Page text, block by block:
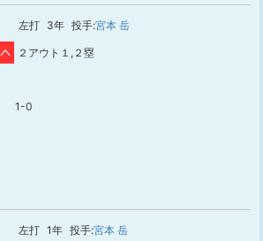
左打 3年 投手:宮本 岳
２アウト１,２塁
1-0
左打 1年 投手:宮本 岳